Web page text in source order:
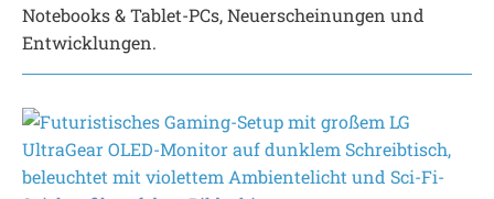
Notebooks & Tablet-PCs, Neuerscheinungen und
Entwicklungen.